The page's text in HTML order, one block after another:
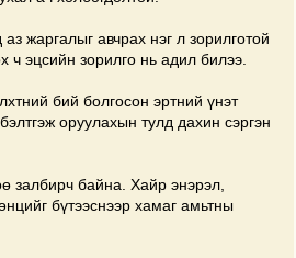
жаргалыг авчрах нэг л зорилготой
ч эцсийн зорилго нь адил билээ.
бий болгосон эртний үнэт
оруулахын тулд дахин сэргэн
залбирч байна. Хайр энэрэл,
бүтээснээр хамаг амьтны